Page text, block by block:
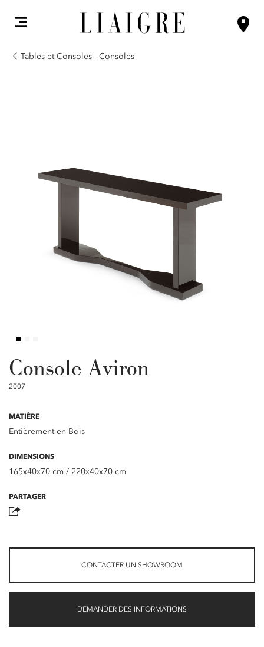
Tables et Consoles - Consoles
Console Aviron
2007
MATIÈRE
Entièrement en Bois
DIMENSIONS
165x40x70 cm / 220x40x70 cm
PARTAGER
CONTACTER UN SHOWROOM
DEMANDER DES INFORMATIONS